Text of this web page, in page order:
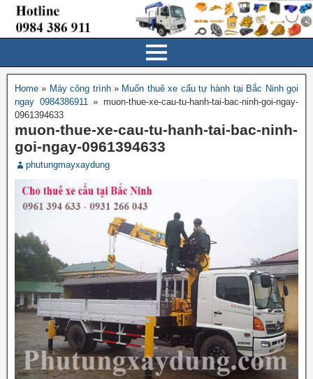
Home » Máy công trình» Muốn thuê xe cẩu tự hành tại Bắc Ninh gọi
ngay 0984386911
»muon-thue-xe-cau-tu-hanh-tai-bac-ninh-goi-ngay-
0961394633
muon-thue-xe-cau-tu-hanh-tai-bac-ninh-
goi-ngay-0961394633
phutungmayxaydung